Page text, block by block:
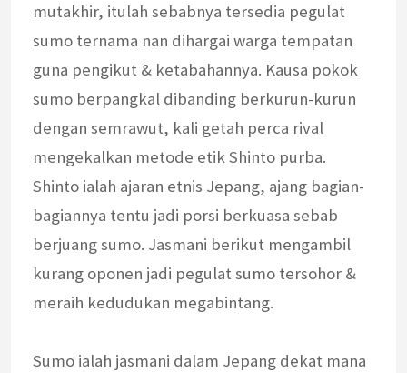
mutakhir, itulah sebabnya tersedia pegulat
sumo ternama nan dihargai warga tempatan
guna pengikut & ketabahannya. Kausa pokok
sumo berpangkal dibanding berkurun-kurun
dengan semrawut, kali getah perca rival
mengekalkan metode etik Shinto purba.
Shinto ialah ajaran etnis Jepang, ajang bagian-
bagiannya tentu jadi porsi berkuasa sebab
berjuang sumo. Jasmani berikut mengambil
kurang oponen jadi pegulat sumo tersohor &
meraih kedudukan megabintang.
Sumo ialah jasmani dalam Jepang dekat mana